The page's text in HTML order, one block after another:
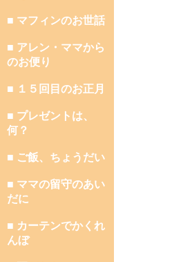
■ マフィンのお世話
■ アレン・ママから
のお便り
■ １５回目のお正月
■ プレゼントは、
何？
■ ご飯、ちょうだい
■ ママの留守のあい
だに
■ カーテンでかくれ
んぼ